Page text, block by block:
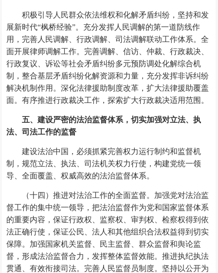
积极引导人民群众依法维权和化解矛盾纠纷，坚持和发
展新时代“枫桥经验”。充分发挥人民调解的第一道防线作
用，完善人民调解、行政调解、司法调解联动工作体系。全
面开展律师调解工作。完善调解、信访、仲裁、行政裁决、
行政复议、诉讼等社会矛盾纠纷多元预防调处化解综合机
制，整合基层矛盾纠纷化解资源和力量，充分发挥非诉纠纷
解决机制作用。深化法律援助制度改革，扩大法律援助覆盖
面。有序推进行政裁决工作，探索扩大行政裁决适用范围。
五、建设严密的法治监督体系，切实加强对立法、执
法、司法工作的监督
建设法治中国，必须抓紧完善权力运行制约和监督机
制，规范立法、执法、司法机关权力行使，构建党统一领
导、全面覆盖、权威高效的法治监督体系。
（十四）推进对法治工作的全面监督。加强党对法治监
督工作的集中统一领导，把法治监督作为党和国家监督体系
的重要内容，保证行政权、监察权、审判权、检察权得到依
法正确行使，保证公民、法人和其他组织合法权益得到切实
保障。加强国家机关监督、民主监督、群众监督和舆论监
督，形成法治监督合力，发挥整体监督效能。推进执纪执法
贯通、有效衔接司法。完善人民监督员制度。坚持以公开为